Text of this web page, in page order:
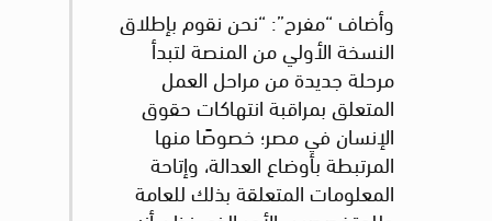
وأضاف “مفرح”: “نحن نقوم بإطلاق
النسخة الأولي من المنصة لتبدأ
مرحلة جديدة من مراحل العمل
المتعلق بمراقبة انتهاكات حقوق
الإنسان في مصر؛ خصوصًا منها
المرتبطة بأوضاع العدالة، وإتاحة
المعلومات المتعلقة بذلك للعامة